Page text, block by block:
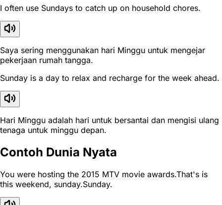
I often use Sundays to catch up on household chores.
Saya sering menggunakan hari Minggu untuk mengejar
pekerjaan rumah tangga.
Sunday is a day to relax and recharge for the week ahead.
Hari Minggu adalah hari untuk bersantai dan mengisi ulang
tenaga untuk minggu depan.
Contoh Dunia Nyata
You were hosting the 2015 MTV movie awards.That's is
this weekend, sunday.Sunday.